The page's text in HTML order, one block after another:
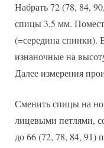
Набрать 72 (78, 84,
спицы 3,5 мм.
(=середина спинки).
изнаночные на
Далее измерения
Сменить спицы на
лицевыми петлями,
до 66 (72, 78, 84, 91)